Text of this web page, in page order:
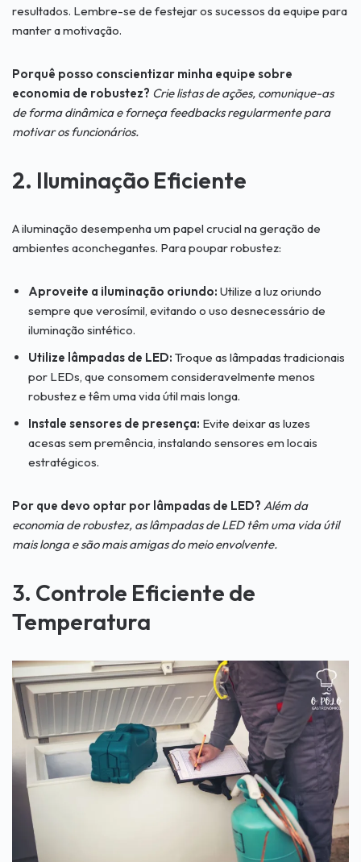
resultados. Lembre-se de festejar os sucessos da equipe para
manter a motivação.
Porquê posso conscientizar minha equipe sobre
economia de robustez? Crie listas de ações, comunique-as
de forma dinâmica e forneça feedbacks regularmente para
motivar os funcionários.
2. Iluminação Eficiente
A iluminação desempenha um papel crucial na geração de
ambientes aconchegantes. Para poupar robustez:
Aproveite a iluminação oriundo: Utilize a luz oriundo
sempre que verosímil, evitando o uso desnecessário de
iluminação sintético.
Utilize lâmpadas de LED: Troque as lâmpadas tradicionais
por LEDs, que consomem consideravelmente menos
robustez e têm uma vida útil mais longa.
Instale sensores de presença: Evite deixar as luzes
acesas sem premência, instalando sensores em locais
estratégicos.
Por que devo optar por lâmpadas de LED? Além da
economia de robustez, as lâmpadas de LED têm uma vida útil
mais longa e são mais amigas do meio envolvente.
3. Controle Eficiente de
Temperatura